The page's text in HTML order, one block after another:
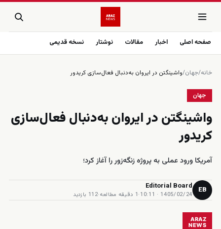
صفحه اصلی اخبار مقالات نوشتار نسخه قدیمی
خانه/جهان/واشینگتن در ایروان به‌دنبال فعال‌سازی کریدور
جهان
واشینگتن در ایروان به‌دنبال فعال‌سازی
کریدور
آمریکا ورود عملی به پروژه زنگه‌زور را آغاز کرد؛
EB
Editorial Board
1405/02/24 · 10:11
·1 دقیقه مطالعه ·112 بازدید
ARAZ
NEWS